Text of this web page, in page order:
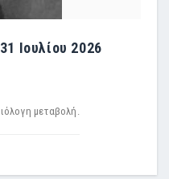
Ιουλίου 2026
μεταβολή.